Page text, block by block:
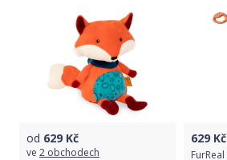
od 629 Kč
ve 2 obchodech
629 Kč